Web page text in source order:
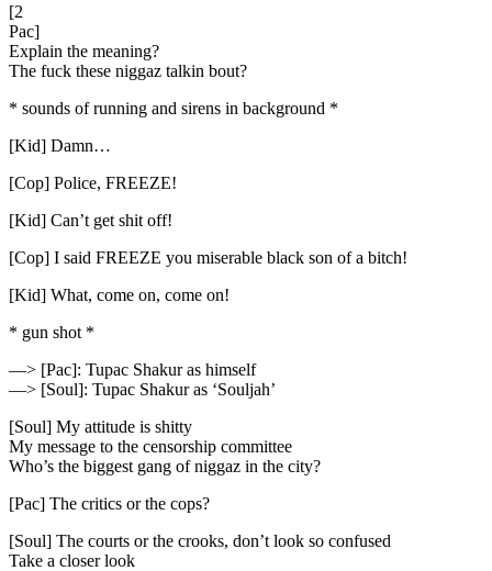
[2
Pac]
Explain the meaning?
The fuck these niggaz talkin bout?
* sounds of running and sirens in background *
[Kid] Damn…
[Cop] Police, FREEZE!
[Kid] Can’t get shit off!
[Cop] I said FREEZE you miserable black son of a bitch!
[Kid] What, come on, come on!
* gun shot *
—> [Pac]: Tupac Shakur as himself
—> [Soul]: Tupac Shakur as ‘Souljah’
[Soul] My attitude is shitty
My message to the censorship committee
Who’s the biggest gang of niggaz in the city?
[Pac] The critics or the cops?
[Soul] The courts or the crooks, don’t look so confused
Take a closer look